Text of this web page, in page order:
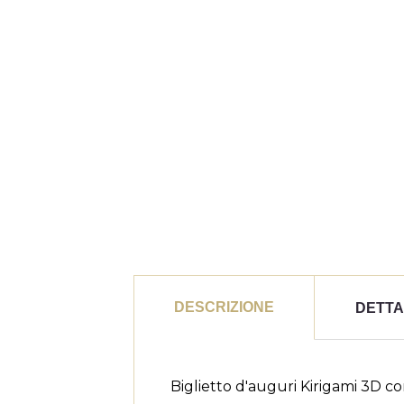
DESCRIZIONE
Biglietto d'auguri Kirigami 3D